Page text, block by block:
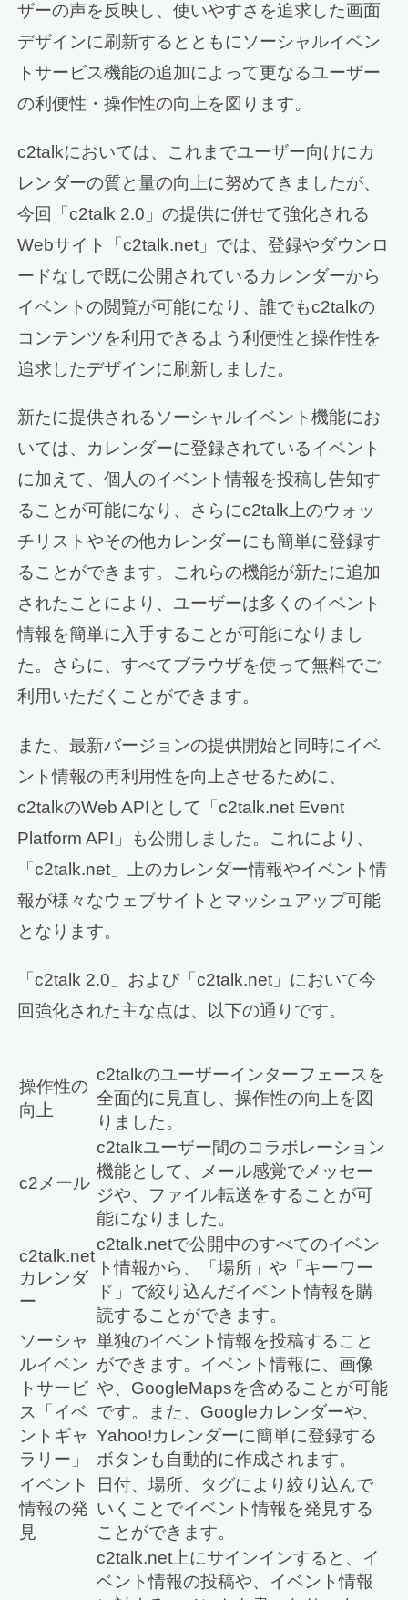
ザーの声を反映し、使いやすさを追求した画面
デザインに刷新するとともにソーシャルイベン
トサービス機能の追加によって更なるユーザー
の利便性・操作性の向上を図ります。
c2talkにおいては、これまでユーザー向けにカ
レンダーの質と量の向上に努めてきましたが、
今回「c2talk 2.0」の提供に併せて強化される
Webサイト「c2talk.net」では、登録やダウンロ
ードなしで既に公開されているカレンダーから
イベントの閲覧が可能になり、誰でもc2talkの
コンテンツを利用できるよう利便性と操作性を
追求したデザインに刷新しました。
新たに提供されるソーシャルイベント機能にお
いては、カレンダーに登録されているイベント
に加えて、個人のイベント情報を投稿し告知す
ることが可能になり、さらにc2talk上のウォッ
チリストやその他カレンダーにも簡単に登録す
ることができます。これらの機能が新たに追加
されたことにより、ユーザーは多くのイベント
情報を簡単に入手することが可能になりまし
た。さらに、すべてブラウザを使って無料でご
利用いただくことができます。
また、最新バージョンの提供開始と同時にイベ
ント情報の再利用性を向上させるために、
c2talkのWeb APIとして「c2talk.net Event
Platform API」も公開しました。これにより、
「c2talk.net」上のカレンダー情報やイベント情
報が様々なウェブサイトとマッシュアップ可能
となります。
「c2talk 2.0」および「c2talk.net」において今
回強化された主な点は、以下の通りです。
操作性の
向上
c2talkのユーザーインターフェースを
全面的に見直し、操作性の向上を図
りました。
c2メール
c2talkユーザー間のコラボレーション
機能として、メール感覚でメッセー
ジや、ファイル転送をすることが可
能になりました。
c2talk.net
カレンダ
ー
c2talk.netで公開中のすべてのイベン
ト情報から、「場所」や「キーワー
ド」で絞り込んだイベント情報を購
読することができます。
ソーシャ
ルイベン
トサービ
ス「イベ
ントギャ
ラリー」
単独のイベント情報を投稿すること
ができます。イベント情報に、画像
や、GoogleMapsを含めることが可能
です。また、Googleカレンダーや、
Yahoo!カレンダーに簡単に登録する
ボタンも自動的に作成されます。
イベント
情報の発
見
日付、場所、タグにより絞り込んで
いくことでイベント情報を発見する
ことができます。
c2talk.net上にサインインすると、イ
ベント情報の投稿や、イベント情報